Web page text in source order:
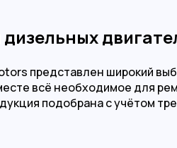
представлен широкий
всё необходимое для
подобрана с учётом